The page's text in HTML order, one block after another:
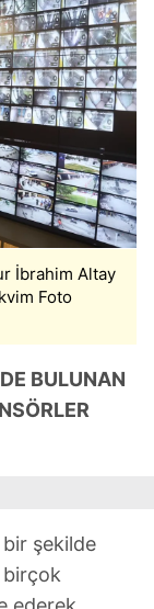
İbrahim Altay
Foto
BULUNAN
şekilde
birçok